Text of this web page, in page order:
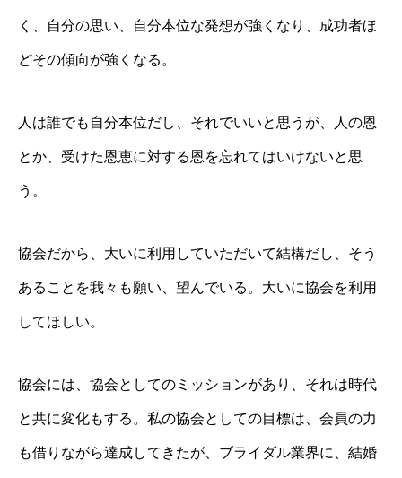
く、自分の思い、自分本位な発想が強くなり、成功者ほ
どその傾向が強くなる。
人は誰でも自分本位だし、それでいいと思うが、人の恩
とか、受けた恩恵に対する恩を忘れてはいけないと思
う。
協会だから、大いに利用していただいて結構だし、そう
あることを我々も願い、望んでいる。大いに協会を利用
してほしい。
協会には、協会としてのミッションがあり、それは時代
と共に変化もする。私の協会としての目標は、会員の力
も借りながら達成してきたが、ブライダル業界に、結婚